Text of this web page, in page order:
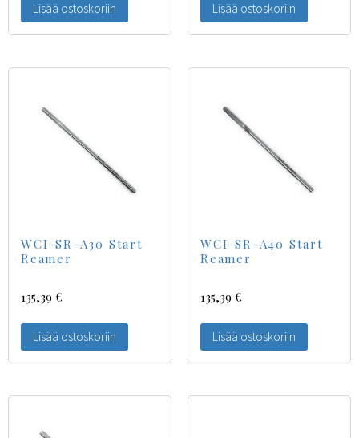
Lisää ostoskoriin Lisää ostoskoriin
WCI-SR-A30 Start
Reamer
135,39 €
Lisää ostoskoriin
WCI-SR-A40 Start
Reamer
135,39 €
Lisää ostoskoriin